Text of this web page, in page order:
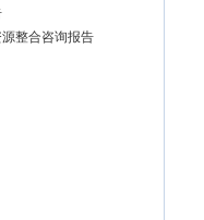
整合咨询报告